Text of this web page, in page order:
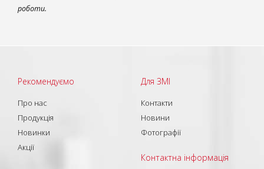
роботи.
Рекомендуємо
Про нас
Продукція
Новинки
Акції
Для ЗМІ
Контакти
Новини
Фотографії
Контактна інформація